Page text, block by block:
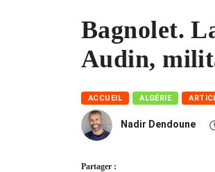
Bagnolet.
Audin,
ACCUEIL ALGÉRIE
Nadir Dendoune
Partager :